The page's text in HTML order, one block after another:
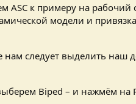
к примеру на
модели и
нам следует выделить
Biped – и нажмём на